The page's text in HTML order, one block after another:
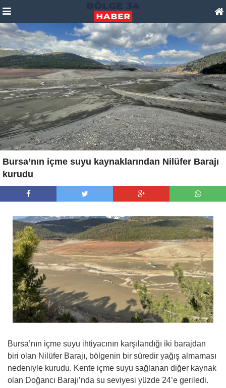
Bursa’nın içme suyu kaynaklarından Nilüfer Barajı
kurudu
Bursa’nın içme suyu ihtiyacının karşılandığı iki barajdan
biri olan Nilüfer Barajı, bölgenin bir süredir yağış almaması
nedeniyle kurudu. Kente içme suyu sağlanan diğer kaynak
olan Doğancı Barajı’nda su seviyesi yüzde 24’e geriledi.